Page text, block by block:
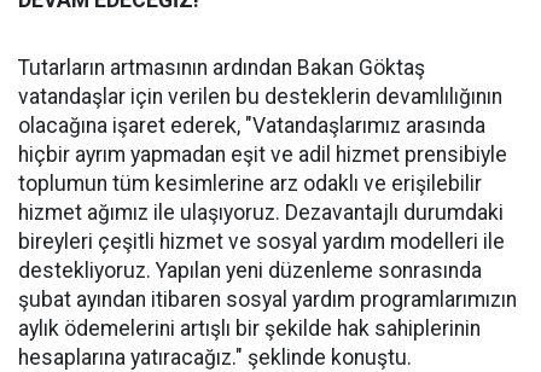
Tutarların artmasının ardından Bakan Göktaş
vatandaşlar için verilen bu desteklerin devamlılığının
olacağına işaret ederek, "Vatandaşlarımız arasında
hiçbir ayrım yapmadan eşit ve adil hizmet prensibiyle
toplumun tüm kesimlerine arz odaklı ve erişilebilir
hizmet ağımız ile ulaşıyoruz. Dezavantajlı durumdaki
bireyleri çeşitli hizmet ve sosyal yardım modelleri ile
destekliyoruz. Yapılan yeni düzenleme sonrasında
şubat ayından itibaren sosyal yardım programlarımızın
aylık ödemelerini artışlı bir şekilde hak sahiplerinin
hesaplarına yatıracağız." şeklinde konuştu.